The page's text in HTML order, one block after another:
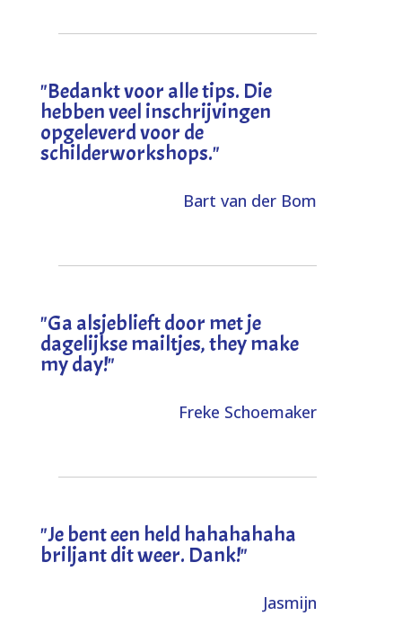
"Bedankt voor alle tips. Die
hebben veel inschrijvingen
opgeleverd voor de
schilderworkshops."
Bart van der Bom
"Ga alsjeblieft door met je
dagelijkse mailtjes, they make
my day!"
Freke Schoemaker
"Je bent een held hahahahaha
briljant dit weer. Dank!"
Jasmijn